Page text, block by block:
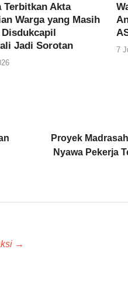
Terbitkan Akta
Warga yang Masih
Jadi Sorotan
7
Proyek
Nyawa Pekerja
→